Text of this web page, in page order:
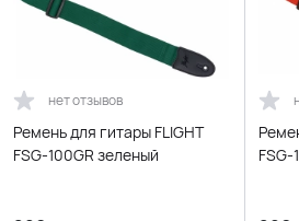
нет отзывов
Ремень для гитары FLIGHT
FSG-100GR зеленый
FSG-